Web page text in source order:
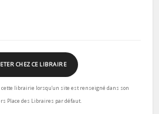
CHEZ CE LIBRAIRE
librairie lorsqu’un site est renseigné dans son
Place des Libraires par défaut.